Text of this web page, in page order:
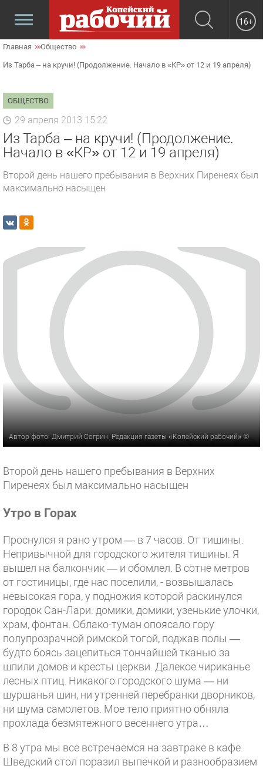
16+
Главная Общество
Из Тарба – на кручи! (Продолжение. Начало в «КР» от 12 и 19 апреля)
ОБЩЕСТВО
29 апреля 2013 15:22
Из Тарба – на кручи! (Продолжение.
Начало в «КР» от 12 и 19 апреля)
Второй день нашего пребывания в Верхних Пиренеях был
максимально насыщен
Автор фото: Дмитрий Согрин. Редакция газеты «Копейский рабочий» ©
Второй день нашего пребывания в Верхних
Пиренеях был максимально насыщен
Утро в Горах
Проснулся я рано утром — в 7 часов. От тишины.
Непривычной для городского жителя тишины. Я
вышел на балкончик — и обомлел. В сотне метров
от гостиницы, где нас поселили, - возвышалась
невысокая гора, у подножия которой раскинулся
городок Сан-Лари: домики, домики, узенькие улочки,
храм, фонтан. Облако-туман опоясало гору
полупрозрачной римской тогой, поджав полы —
будто боясь зацепиться тончайшей тканью за
шпили домов и кресты церкви. Далекое чириканье
лесных птиц. Никакого городского шума — ни
шуршанья шин, ни утренней перебранки дворников,
ни шума самолетов. Мое тело приятно обняла
прохлада безмятежного весеннего утра…
В 8 утра мы все встречаемся на завтраке в кафе.
Шведский стол поразил выпечкой и разнообразием